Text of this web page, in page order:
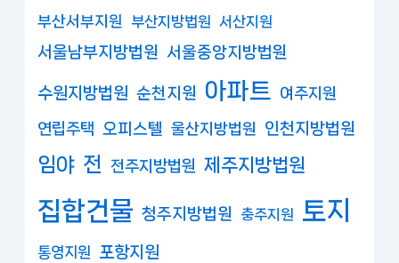
부산서부지원 부산지방법원 서산지원
서울남부지방법원 서울중앙지방법원
수원지방법원 순천지원 아파트 여주지원
연립주택 오피스텔 울산지방법원 인천지방법원
임야 전 전주지방법원 제주지방법원
집합건물 청주지방법원 충주지원 토지
통영지원 포항지원